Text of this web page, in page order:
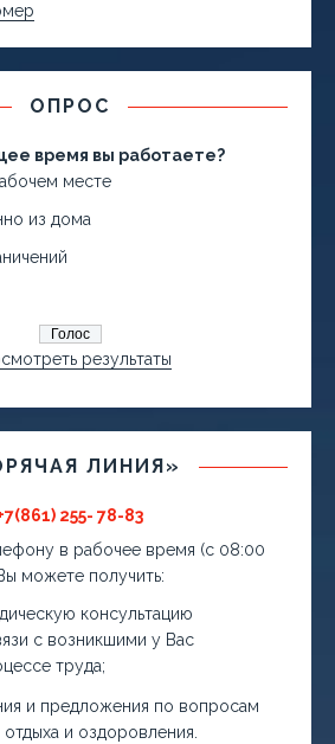
ОПРОС
время вы работаете?
месте
из дома
результаты
ЛИНИЯ»
255- 78-83
в рабочее время (с 08:00
можете получить:
консультацию
с возникшими у Вас
труда;
и предложения по вопросам
отдыха и оздоровления.